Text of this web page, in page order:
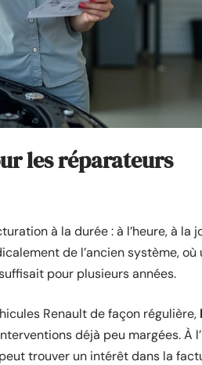
les réparateurs
à la durée : à l’heure, à la
de l’ancien système, où
pour plusieurs années.
Renault de façon régulière,
déjà peu margées. À
trouver un intérêt dans la